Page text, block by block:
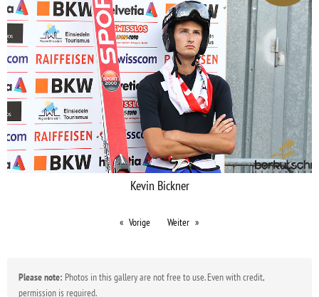
Kevin Bickner
Vorige Weiter
Please note: Photos in this gallery are not free to use. Even with credit,
permission is required.